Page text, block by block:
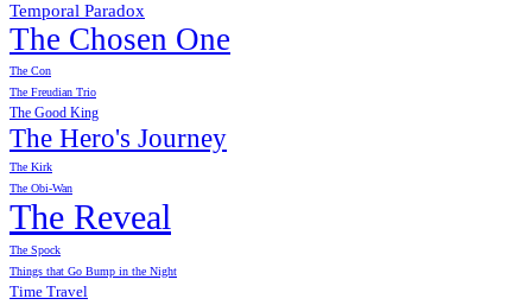
Temporal Paradox
The Chosen One
The Con
The Freudian Trio
The Good King
The Hero's Journey
The Kirk
The Obi-Wan
The Reveal
The Spock
Things that Go Bump in the Night
Time Travel